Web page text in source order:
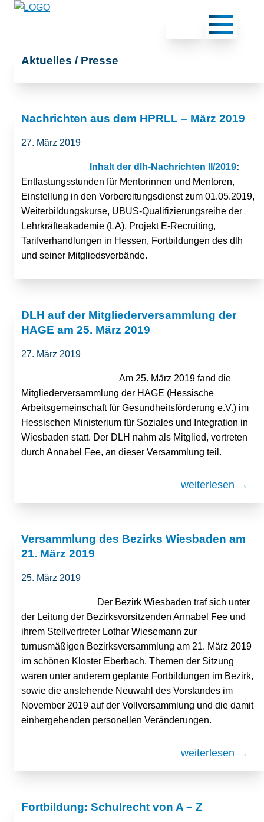
Aktuelles / Presse
Nachrichten aus dem HPRLL – März 2019
27. März 2019
Inhalt der dlh-Nachrichten II/2019:
Entlastungsstunden für Mentorinnen und Mentoren,
Einstellung in den Vorbereitungsdienst zum 01.05.2019,
Weiterbildungskurse, UBUS-Qualifizierungsreihe der
Lehrkräfteakademie (LA), Projekt E-Recruiting,
Tarifverhandlungen in Hessen, Fortbildungen des dlh
und seiner Mitgliedsverbände.
DLH auf der Mitgliederversammlung der
HAGE am 25. März 2019
27. März 2019
Am 25. März 2019 fand die
Mitgliederversammlung der HAGE (Hessische
Arbeitsgemeinschaft für Gesundheitsförderung e.V.) im
Hessischen Ministerium für Soziales und Integration in
Wiesbaden statt. Der DLH nahm als Mitglied, vertreten
durch Annabel Fee, an dieser Versammlung teil.
weiterlesen →
Versammlung des Bezirks Wiesbaden am
21. März 2019
25. März 2019
Der Bezirk Wiesbaden traf sich unter
der Leitung der Bezirksvorsitzenden Annabel Fee und
ihrem Stellvertreter Lothar Wiesemann zur
turnusmäßigen Bezirksversammlung am 21. März 2019
im schönen Kloster Eberbach. Themen der Sitzung
waren unter anderem geplante Fortbildungen im Bezirk,
sowie die anstehende Neuwahl des Vorstandes im
November 2019 auf der Vollversammlung und die damit
einhergehenden personellen Veränderungen.
weiterlesen →
Fortbildung: Schulrecht von A – Z